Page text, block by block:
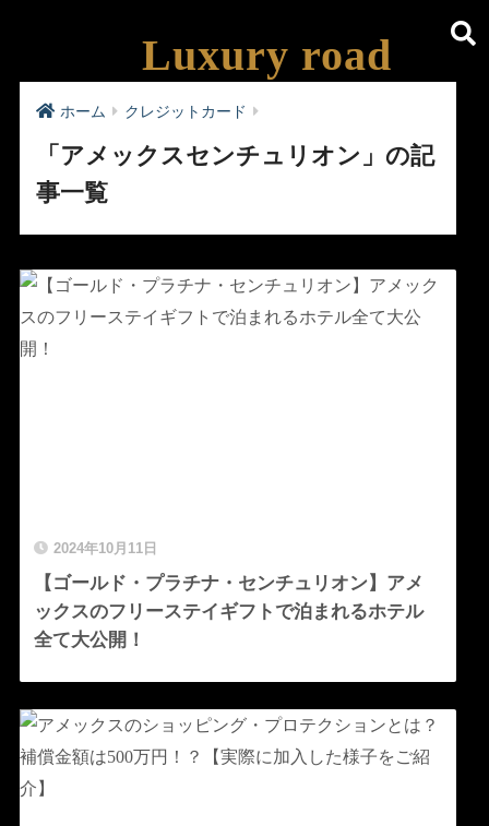
Luxury road
ホーム クレジットカード
「アメックスセンチュリオン」の記
事一覧
2024年10月11日
【ゴールド・プラチナ・センチュリオン】アメ
ックスのフリーステイギフトで泊まれるホテル
全て大公開！